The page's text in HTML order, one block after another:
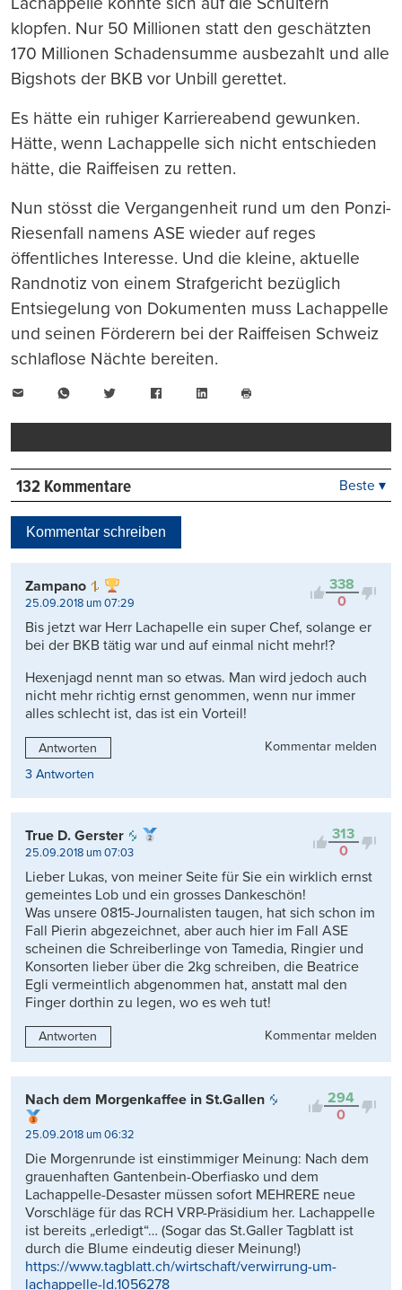
klopfen. Nur 50 Millionen statt den geschätzten
170 Millionen Schadensumme ausbezahlt und alle
Bigshots der BKB vor Unbill gerettet.
Es hätte ein ruhiger Karriereabend gewunken.
Hätte, wenn Lachappelle sich nicht entschieden
hätte, die Raiffeisen zu retten.
Nun stösst die Vergangenheit rund um den Ponzi-
Riesenfall namens ASE wieder auf reges
öffentliches Interesse. Und die kleine, aktuelle
Randnotiz von einem Strafgericht bezüglich
Entsiegelung von Dokumenten muss Lachappelle
und seinen Förderern bei der Raiffeisen Schweiz
schlaflose Nächte bereiten.
WhatsAppTwitter FacebookLinkedIn
drucken
132 Kommentare
Kontrovers
Beste ▾
Kommentar schreiben
338
0
Zampano
25.09.2018 um 07:29
Bis jetzt war Herr Lachapelle ein super Chef, solange er
bei der BKB tätig war und auf einmal nicht mehr!?
Hexenjagd nennt man so etwas. Man wird jedoch auch
nicht mehr richtig ernst genommen, wenn nur immer
alles schlecht ist, das ist ein Vorteil!
Antworten
Kommentar melden
3 Antworten
313
0
True D. Gerster
25.09.2018 um 07:03
Lieber Lukas, von meiner Seite für Sie ein wirklich ernst
gemeintes Lob und ein grosses Dankeschön!
Was unsere 0815-Journalisten taugen, hat sich schon im
Fall Pierin abgezeichnet, aber auch hier im Fall ASE
scheinen die Schreiberlinge von Tamedia, Ringier und
Konsorten lieber über die 2kg schreiben, die Beatrice
Egli vermeintlich abgenommen hat, anstatt mal den
Finger dorthin zu legen, wo es weh tut!
Antworten Kommentar melden
294
0
Nach dem Morgenkaffee in St.Gallen
25.09.2018 um 06:32
Die Morgenrunde ist einstimmiger Meinung: Nach dem
grauenhaften Gantenbein-Oberfiasko und dem
Lachappelle-Desaster müssen sofort MEHRERE neue
Vorschläge für das RCH VRP-Präsidium her. Lachappelle
ist bereits „erledigt“… (Sogar das St.Galler Tagblatt ist
durch die Blume eindeutig dieser Meinung!)
https://www.tagblatt.ch/wirtschaft/verwirrung-um-
lachappelle-ld.1056278